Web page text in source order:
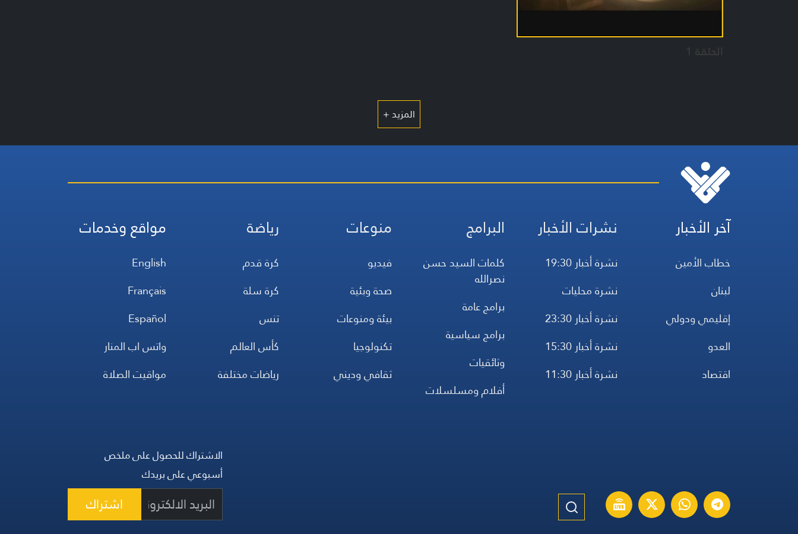
الحلقة 1
المزيد +
آخر الأخبار
خطاب الأمين
لبنان
إقليمي ودولي
العدو
اقتصاد
نشرات الأخبار
نشرة أخبار 19:30
نشرة محليات
نشرة أخبار 23:30
نشرة أخبار 15:30
نشرة أخبار 11:30
البرامج
كلمات السيد حسن
نصرالله
برامج عامة
برامج سياسية
وثائقيات
أفلام ومسلسلات
منوعات
فيديو
صحة وبئية
بيئة ومنوعات
تكنولوجيا
ثقافي وديني
رياضة
كرة قدم
كرة سلة
تنس
كأس العالم
رياضات مختلفة
مواقع وخدمات
English
Français
Español
واتس اب المنار
مواقيت الصلاة
الاشتراك للحصول على ملخص
أسبوعي على بريدك
اشتراك